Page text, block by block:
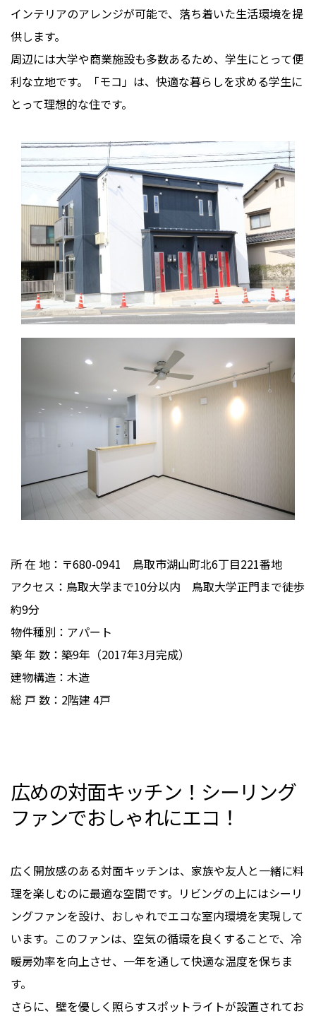
インテリアのアレンジが可能で、落ち着いた生活環境を提
供します。
周辺には大学や商業施設も多数あるため、学生にとって便
利な立地です。「モコ」は、快適な暮らしを求める学生に
とって理想的な住です。
所 在 地：〒680-0941 鳥取市湖山町北6丁目221番地
アクセス：鳥取大学まで10分以内 鳥取大学正門まで徒歩
約9分
物件種別：アパート
築 年 数：築9年（2017年3月完成）
建物構造：木造
総 戸 数：2階建 4戸
広めの対面キッチン！シーリング
ファンでおしゃれにエコ！
広く開放感のある対面キッチンは、家族や友人と一緒に料
理を楽しむのに最適な空間です。リビングの上にはシーリ
ングファンを設け、おしゃれでエコな室内環境を実現して
います。このファンは、空気の循環を良くすることで、冷
暖房効率を向上させ、一年を通して快適な温度を保ちま
す。
さらに、壁を優しく照らすスポットライトが設置されてお